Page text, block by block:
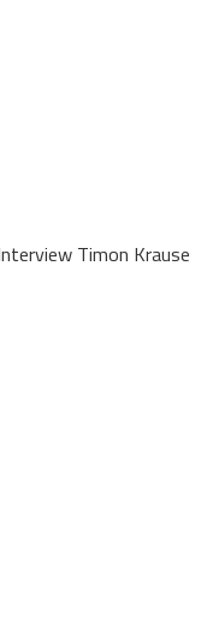
Timon Krause